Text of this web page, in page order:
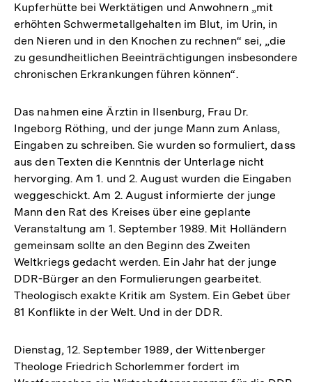
Kupferhütte bei Werktätigen und Anwohnern „mit
erhöhten Schwermetallgehalten im Blut, im Urin, in
den Nieren und in den Knochen zu rechnen“ sei, „die
zu gesundheitlichen Beeinträchtigungen insbesondere
chronischen Erkrankungen führen können“.
Das nahmen eine Ärztin in Ilsenburg, Frau Dr.
Ingeborg Röthing, und der junge Mann zum Anlass,
Eingaben zu schreiben. Sie wurden so formuliert, dass
aus den Texten die Kenntnis der Unterlage nicht
hervorging. Am 1. und 2. August wurden die Eingaben
weggeschickt. Am 2. August informierte der junge
Mann den Rat des Kreises über eine geplante
Veranstaltung am 1. September 1989. Mit Holländern
gemeinsam sollte an den Beginn des Zweiten
Weltkriegs gedacht werden. Ein Jahr hat der junge
DDR-Bürger an den Formulierungen gearbeitet.
Theologisch exakte Kritik am System. Ein Gebet über
81 Konflikte in der Welt. Und in der DDR.
Dienstag, 12. September 1989, der Wittenberger
Theologe Friedrich Schorlemmer fordert im